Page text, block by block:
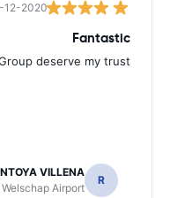
12-2020
Fantastic
deserve my trust
R
VILLENA
Airport